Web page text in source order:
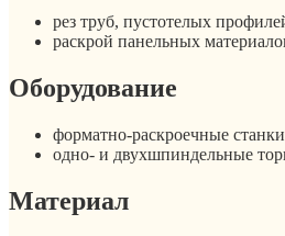
рез труб, пустотелых
раскрой панельных
Оборудование
форматно-раскроечные станки
одно- и двухшпиндельные
Материал